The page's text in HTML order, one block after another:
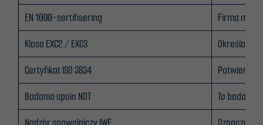
EN 1090-sertifisering
Firma
Klasa EXC2 / EXC3
Określa
Certyfikat ISO 3834
Badania spoin NDT
To badania